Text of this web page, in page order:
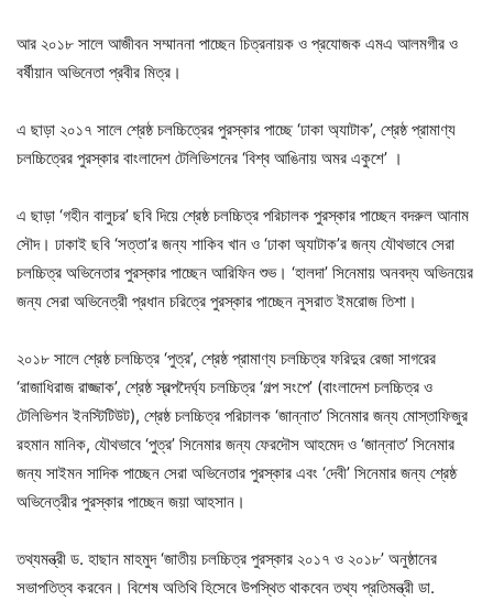
আর ২০১৮ সালে আজীবন সম্মাননা পাচ্ছেন চিত্রনায়ক ও প্রযোজক এমএ আলমগীর ও
বর্ষীয়ান অভিনেতা প্রবীর মিত্র।
এ ছাড়া ২০১৭ সালে শ্রেষ্ঠ চলচ্চিত্রের পুরস্কার পাচ্ছে ‘ঢাকা অ্যাটাক’, শ্রেষ্ঠ প্রামাণ্য
চলচ্চিত্রের পুরস্কার বাংলাদেশ টেলিভিশনের ‘বিশ্ব আঙিনায় অমর একুশে’ ।
এ ছাড়া ‘গহীন বালুচর’ ছবি দিয়ে শ্রেষ্ঠ চলচ্চিত্র পরিচালক পুরস্কার পাচ্ছেন বদরুল আনাম
সৌদ। ঢাকাই ছবি ‘সত্তা’র জন্য শাকিব খান ও ‘ঢাকা অ্যাটাক’র জন্য যৌথভাবে সেরা
চলচ্চিত্র অভিনেতার পুরস্কার পাচ্ছেন আরিফিন শুভ। ‘হালদা’ সিনেমায় অনবদ্য অভিনয়ের
জন্য সেরা অভিনেত্রী প্রধান চরিত্রে পুরস্কার পাচ্ছেন নুসরাত ইমরোজ তিশা।
২০১৮ সালে শ্রেষ্ঠ চলচ্চিত্র ‘পুত্র’, শ্রেষ্ঠ প্রামাণ্য চলচ্চিত্র ফরিদুর রেজা সাগরের
‘রাজাধিরাজ রাজ্জাক’, শ্রেষ্ঠ স্বল্পদৈর্ঘ্য চলচ্চিত্র ‘গল্প সংপে’ (বাংলাদেশ চলচ্চিত্র ও
টেলিভিশন ইনস্টিটিউট), শ্রেষ্ঠ চলচ্চিত্র পরিচালক ‘জান্নাত’ সিনেমার জন্য মোস্তাফিজুর
রহমান মানিক, যৌথভাবে ‘পুত্র’ সিনেমার জন্য ফেরদৌস আহমেদ ও ‘জান্নাত’ সিনেমার
জন্য সাইমন সাদিক পাচ্ছেন সেরা অভিনেতার পুরস্কার এবং ‘দেবী’ সিনেমার জন্য শ্রেষ্ঠ
অভিনেত্রীর পুরস্কার পাচ্ছেন জয়া আহসান।
তথ্যমন্ত্রী ড. হাছান মাহমুদ ‘জাতীয় চলচ্চিত্র পুরস্কার ২০১৭ ও ২০১৮’ অনুষ্ঠানের
সভাপতিত্ব করবেন। বিশেষ অতিথি হিসেবে উপস্থিত থাকবেন তথ্য প্রতিমন্ত্রী ডা.